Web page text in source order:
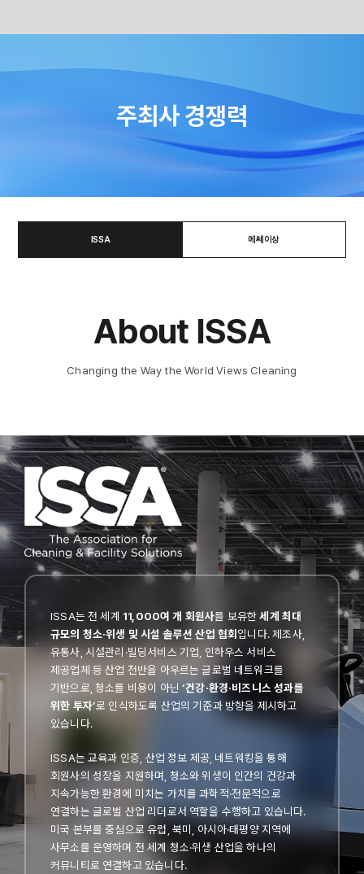
주최사 경쟁력
ISSA 메쎄이상
About ISSA
Changing the Way the World Views Cleaning
ISSA는 전 세계 11,000여 개 회원사를 보유한세계 최대
규모의 청소·위생 및 시설 솔루션 산업 협회 입니다. 제조사,
유통사, 시설관리·빌딩서비스 기업, 인하우스 서비스
제공업체 등 산업 전반을 아우르는 글로벌 네트워크를
기반으로, 청소를 비용이 아닌‘건강·환경·비즈니스 성과를
위한 투자’로 인식하도록 산업의 기준과 방향을 제시하고
있습니다.
ISSA는 교육과 인증, 산업 정보 제공, 네트워킹을 통해
회원사의 성장을 지원하며, 청소와 위생이 인간의 건강과
지속가능한 환경에 미치는 가치를 과학적·전문적으로
연결하는 글로벌 산업 리더로서 역할을 수행하고 있습니다.
미국 본부를 중심으로 유럽, 북미, 아시아·태평양 지역에
사무소를 운영하며 전 세계 청소·위생 산업을 하나의
커뮤니티로 연결하고 있습니다.